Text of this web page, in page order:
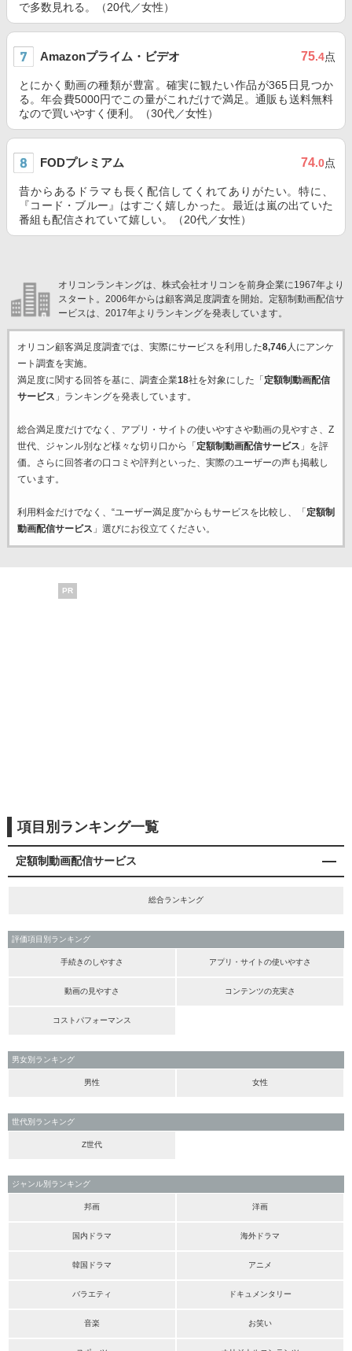
で多数見れる。（20代／女性）
Amazonプライム・ビデオ 75.4点
とにかく動画の種類が豊富。確実に観たい作品が365日見つか
る。年会費5000円でこの量がこれだけで満足。通販も送料無料
なので買いやすく便利。（30代／女性）
FODプレミアム 74.0点
昔からあるドラマも長く配信してくれてありがたい。特に、
『コード・ブルー』はすごく嬉しかった。最近は嵐の出ていた
番組も配信されていて嬉しい。（20代／女性）
オリコンランキングは、株式会社オリコンを前身企業に1967年より
スタート。2006年からは顧客満足度調査を開始。定額制動画配信サ
ービスは、2017年よりランキングを発表しています。
オリコン顧客満足度調査では、実際にサービスを利用した8,746人にアンケ
ート調査を実施。
満足度に関する回答を基に、調査企業18社を対象にした「 定額制動画配信
サービス 」ランキングを発表しています。
総合満足度だけでなく、アプリ・サイトの使いやすさや動画の見やすさ、Z
世代、ジャンル別など様々な切り口から「 定額制動画配信サービス 」を評
価。さらに回答者の口コミや評判といった、実際のユーザーの声も掲載し
ています。
利用料金だけでなく、“ユーザー満足度”からもサービスを比較し、「 定額制
動画配信サービス 」選びにお役立てください。
PR
項目別ランキング一覧
定額制動画配信サービス
総合ランキング
評価項目別ランキング
手続きのしやすさ アプリ・サイトの使いやすさ
動画の見やすさ コンテンツの充実さ
コストパフォーマンス
男女別ランキング
男性 女性
世代別ランキング
Z世代
ジャンル別ランキング
邦画 洋画
国内ドラマ 海外ドラマ
韓国ドラマ アニメ
バラエティ ドキュメンタリー
音楽 お笑い